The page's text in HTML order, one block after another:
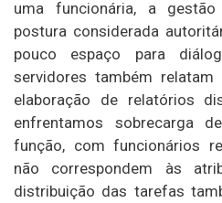
uma funcionária, a
postura considerada
pouco espaço para
servidores também
elaboração de relatórios
enfrentamos sobrecarga
função, com funcionários
não correspondem às
distribuição das tarefas